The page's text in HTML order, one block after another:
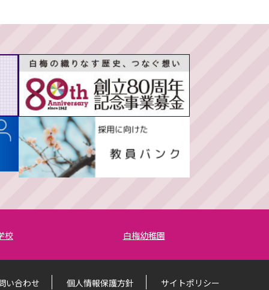
校 白梅幼稚園
い合わせ 個人情報保護方針 サイトポリシー